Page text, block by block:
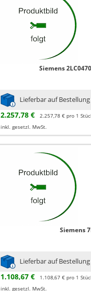
Siemens
Lieferbar auf
2.257,78 €
2.257,78 € pro 1
inkl. gesetzl. MwSt.
Siemens
Lieferbar auf
1.108,67 €
1.108,67 € pro 1
inkl. gesetzl. MwSt.